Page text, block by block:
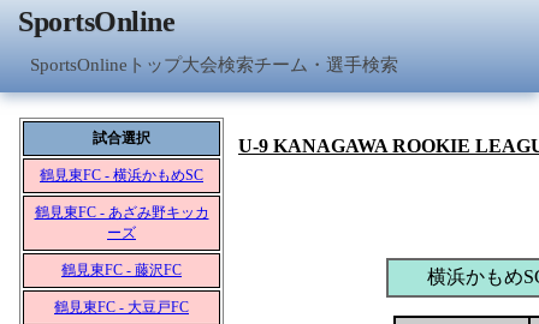
SportsOnline
SportsOnlineトップ大会検索チーム・選手検索
試合選択
鶴見東FC - 横浜かもめSC
鶴見東FC - あざみ野キッカ
ーズ
鶴見東FC - 藤沢FC
鶴見東FC - 大豆戸FC
U-9 KANAGAWA ROOKIE
横浜かもめ